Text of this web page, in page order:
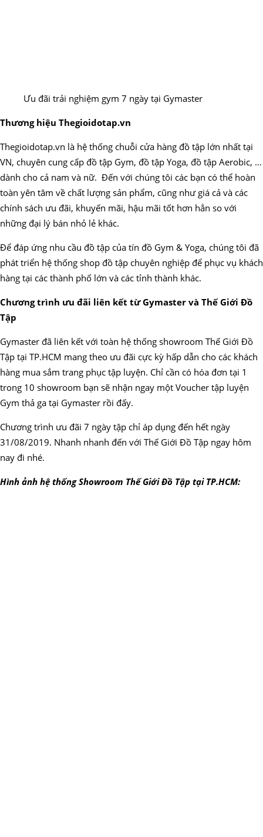
Ưu đãi trải nghiệm gym 7 ngày tại Gymaster
Thương hiệu Thegioidotap.vn
Thegioidotap.vn là hệ thống chuỗi cửa hàng đồ tập lớn nhất tại
VN, chuyên cung cấp đồ tập Gym, đồ tập Yoga, đồ tập Aerobic, …
dành cho cả nam và nữ. Đến với chúng tôi các bạn có thể hoàn
toàn yên tâm về chất lượng sản phẩm, cũng như giá cả và các
chính sách ưu đãi, khuyến mãi, hậu mãi tốt hơn hẳn so với
những đại lý bán nhỏ lẻ khác.
Để đáp ứng nhu cầu đồ tập của tín đồ Gym & Yoga, chúng tôi đã
phát triển hệ thống shop đồ tập chuyên nghiệp để phục vụ khách
hàng tại các thành phố lớn và các tỉnh thành khác.
Chương trình ưu đãi liên kết từ Gymaster và Thế Giới Đồ
Tập
Gymaster đã liên kết với toàn hệ thống showroom Thế Giới Đồ
Tập tại TP.HCM mang theo ưu đãi cực kỳ hấp dẫn cho các khách
hàng mua sắm trang phục tập luyện. Chỉ cần có hóa đơn tại 1
trong 10 showroom bạn sẽ nhận ngay một Voucher tập luyện
Gym thả ga tại Gymaster rồi đấy.
Chương trình ưu đãi 7 ngày tập chỉ áp dụng đến hết ngày
31/08/2019. Nhanh nhanh đến với Thế Giới Đồ Tập ngay hôm
nay đi nhé.
Hình ảnh hệ thống Showroom Thế Giới Đồ Tập tại TP.HCM: